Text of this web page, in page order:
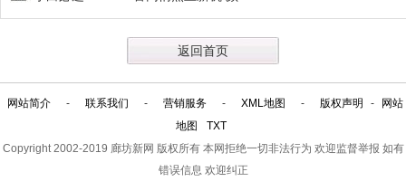
返回首页
网站简介 - 联系我们 - 营销服务 - XML地图 - 版权声明 -
网站
地图
TXT
Copyright 2002-2019 廊坊新网 版权所有 本网拒绝一切非法行为 欢迎监督举报 如有
错误信息 欢迎纠正